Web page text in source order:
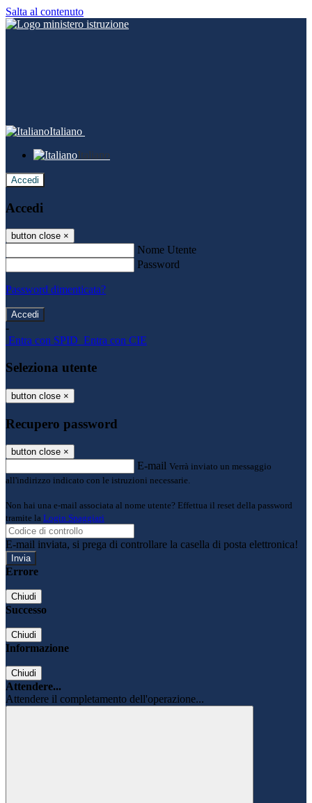
Salta al contenuto
Italiano
Italiano
Accedi
Accedi
button close ×
Nome Utente
Password
Password dimenticata?
-
Entra con SPID Entra con CIE
Seleziona utente
button close ×
Recupero password
button close ×
E-mail Verrà inviato un messaggio
all'indirizzo indicato con le istruzioni necessarie.
Non hai una e-mail associata al nome utente? Effettua il reset della password
tramite la Login Spaggiari
E-mail inviata, si prega di controllare la casella di posta elettronica!
Errore
Chiudi
Successo
Chiudi
Informazione
Chiudi
Attendere...
Attendere il completamento dell'operazione...